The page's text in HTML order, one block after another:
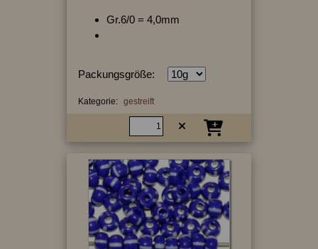
Gr.6/0 = 4,0mm
Packungsgröße:
Kategorie: gestreift